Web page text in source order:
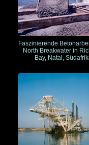
Faszinierende
North Breakwater in
Bay, Natal,